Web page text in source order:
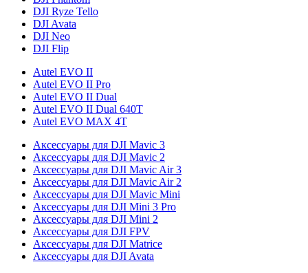
DJI Ryze Tello
DJI Avata
DJI Neo
DJI Flip
Autel EVO II
Autel EVO II Pro
Autel EVO II Dual
Autel EVO II Dual 640T
Autel EVO MAX 4T
Аксессуары для DJI Mavic 3
Аксессуары для DJI Mavic 2
Аксессуары для DJI Mavic Air 3
Аксессуары для DJI Mavic Air 2
Аксессуары для DJI Mavic Mini
Аксессуары для DJI Mini 3 Pro
Аксессуары для DJI Mini 2
Аксессуары для DJI FPV
Аксессуары для DJI Matrice
Аксессуары для DJI Avata